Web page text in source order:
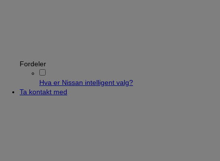
Fordeler
Hva er Nissan intelligent valg?
Ta kontakt med